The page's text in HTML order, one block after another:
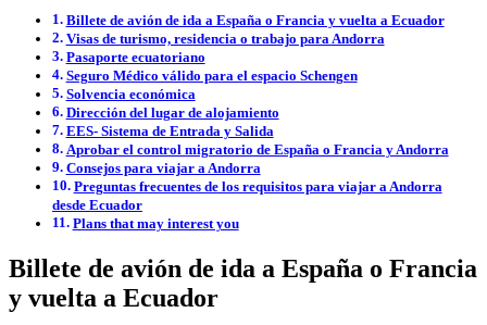
Billete de avión de ida a España o Francia y vuelta a Ecuador
Visas de turismo, residencia o trabajo para Andorra
Pasaporte ecuatoriano
Seguro Médico válido para el espacio Schengen
Solvencia económica
Dirección del lugar de alojamiento
EES- Sistema de Entrada y Salida
Aprobar el control migratorio de España o Francia y Andorra
Consejos para viajar a Andorra
Preguntas frecuentes de los requisitos para viajar a Andorra
desde Ecuador
Plans that may interest you
Billete de avión de ida a España o Francia
y vuelta a Ecuador